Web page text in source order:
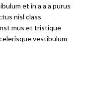
et in a a a purus
nisl class
mus et tristique
vestibulum